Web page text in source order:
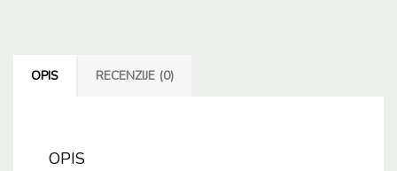
OPIS RECENZIJE (0)
OPIS